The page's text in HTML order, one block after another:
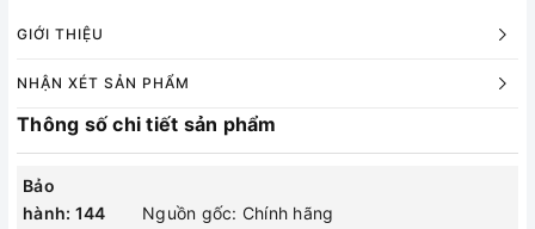
GIỚI THIỆU
NHẬN XÉT SẢN PHẨM
Thông số chi tiết sản phẩm
Bảo
hành: 144
Nguồn gốc: Chính hãng